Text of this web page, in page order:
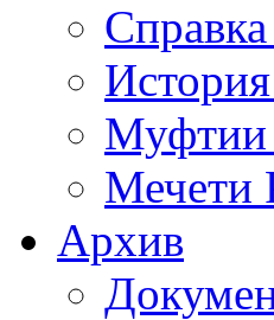
Муфтии
Мечети
Архив